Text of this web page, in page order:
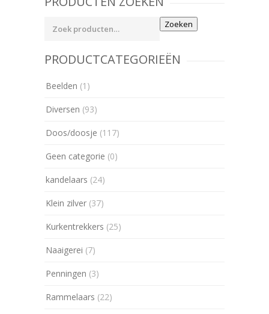
Zoeken
Zoeken
PRODUCTCATEGORIEËN
Beelden (1)
Diversen (93)
Doos/doosje (117)
Geen categorie (0)
kandelaars (24)
Klein zilver (37)
Kurkentrekkers (25)
Naaigerei (7)
Penningen (3)
Rammelaars (22)